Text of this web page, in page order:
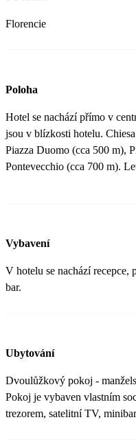
Florencie
Poloha
Hotel se nachází přímo v
jsou v blízkosti hotelu.
Piazza Duomo (cca 500 m),
Pontevecchio (cca 700 m).
Vybavení
V hotelu se nachází recepce,
bar.
Ubytování
Dvoulůžkový pokoj -
Pokoj je vybaven vlastním
trezorem, satelitní TV,